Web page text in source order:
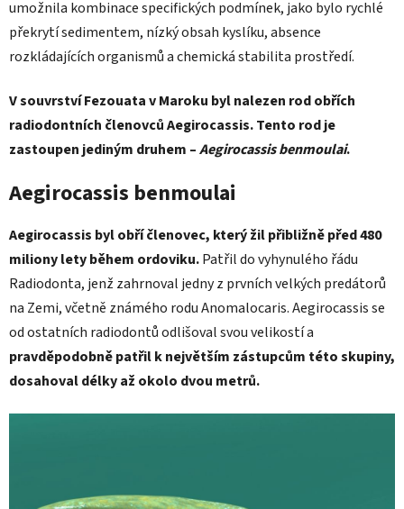
umožnila kombinace specifických podmínek, jako bylo rychlé
překrytí sedimentem, nízký obsah kyslíku, absence
rozkládajících organismů a chemická stabilita prostředí.
V souvrství Fezouata v Maroku byl nalezen rod obřích
radiodontních členovců Aegirocassis. Tento rod je
zastoupen jediným druhem –Aegirocassis benmoulai.
Aegirocassis benmoulai
Aegirocassis byl obří členovec, který žil přibližně před 480
miliony lety během ordoviku.Patřil do vyhynulého řádu
Radiodonta, jenž zahrnoval jedny z prvních velkých predátorů
na Zemi, včetně známého rodu Anomalocaris. Aegirocassis se
od ostatních radiodontů odlišoval svou velikostí a
pravděpodobně patřil k největším zástupcům této skupiny,
dosahoval délky až okolo dvou metrů.